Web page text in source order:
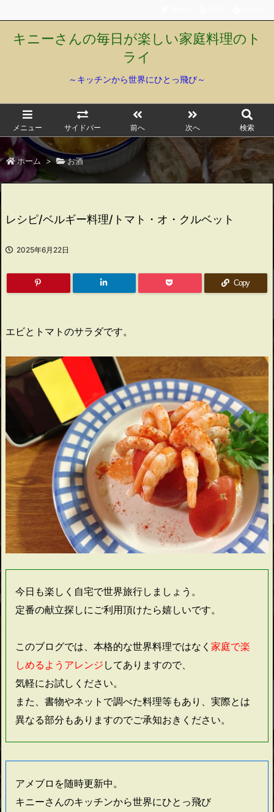
キニーさんの毎日が楽しい家庭料理のト
ライ
～キッチンから世界にひとっ飛び～
メニュー サイドバー 前へ 次へ 検索
ホーム > お酒
レシピ/ベルギー料理/トマト・オ・クルベット
2025年6月22日
Copy
エビとトマトのサラダです。
今日も楽しく自宅で世界旅行しましょう。
定番の献立探しにご利用頂けたら嬉しいです。
このブログでは、本格的な世界料理ではなく 家庭で楽
しめるようアレンジ してありますので、
気軽にお試しください。
また、書物やネットで調べた料理等もあり、実際とは
異なる部分もありますのでご承知おきください。
アメブロを随時更新中。
キニーさんのキッチンから世界にひとっ飛び